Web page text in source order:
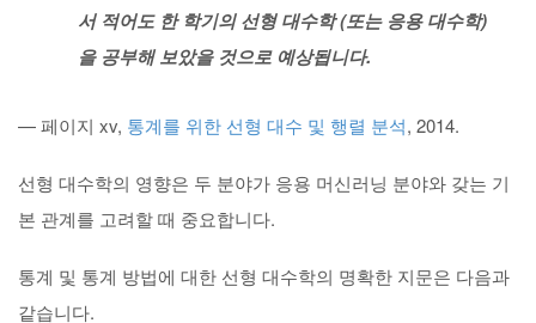
서 적어도 한 학기의 선형 대수학 (또는 응용 대수학)
을 공부해 보았을 것으로 예상됩니다.
— 페이지 xv, 통계를 위한 선형 대수 및 행렬 분석, 2014.
선형 대수학의 영향은 두 분야가 응용 머신러닝 분야와 갖는 기
본 관계를 고려할 때 중요합니다.
통계 및 통계 방법에 대한 선형 대수학의 명확한 지문은 다음과
같습니다.